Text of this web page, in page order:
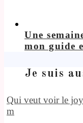
Une
mon guide
Je suis
Qui veut voir le
m